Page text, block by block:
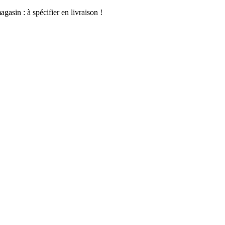
: à spécifier en livraison !